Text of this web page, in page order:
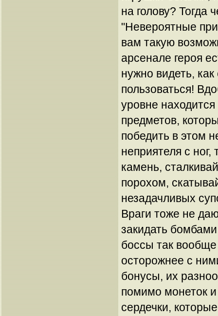
на голову? Тогда
"Невероятные
вам такую
арсенале героя
нужно видеть,
пользоваться!
уровне
предметов,
победить в этом
неприятеля с ног,
камень,
порохом,
незадачливых
Враги тоже не
закидать
боссы так
осторожнее с
бонусы, их
помимо монеток
сердечки,